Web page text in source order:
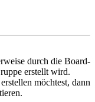
durch die Board-
erstellt wird.
möchtest, dann